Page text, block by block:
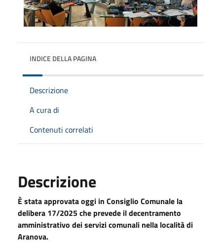
INDICE DELLA PAGINA
Descrizione
A cura di
Contenuti correlati
Descrizione
È stata approvata oggi in Consiglio Comunale la
delibera 17/2025 che prevede il decentramento
amministrativo dei servizi comunali nella località di
Aranova.